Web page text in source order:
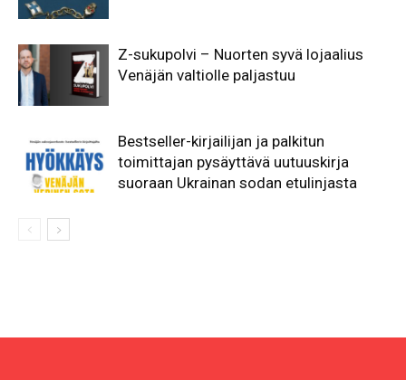
Z-sukupolvi – Nuorten syvä lojaalius
Venäjän valtiolle paljastuu
Bestseller-kirjailijan ja palkitun
toimittajan pysäyttävä uutuuskirja
suoraan Ukrainan sodan etulinjasta